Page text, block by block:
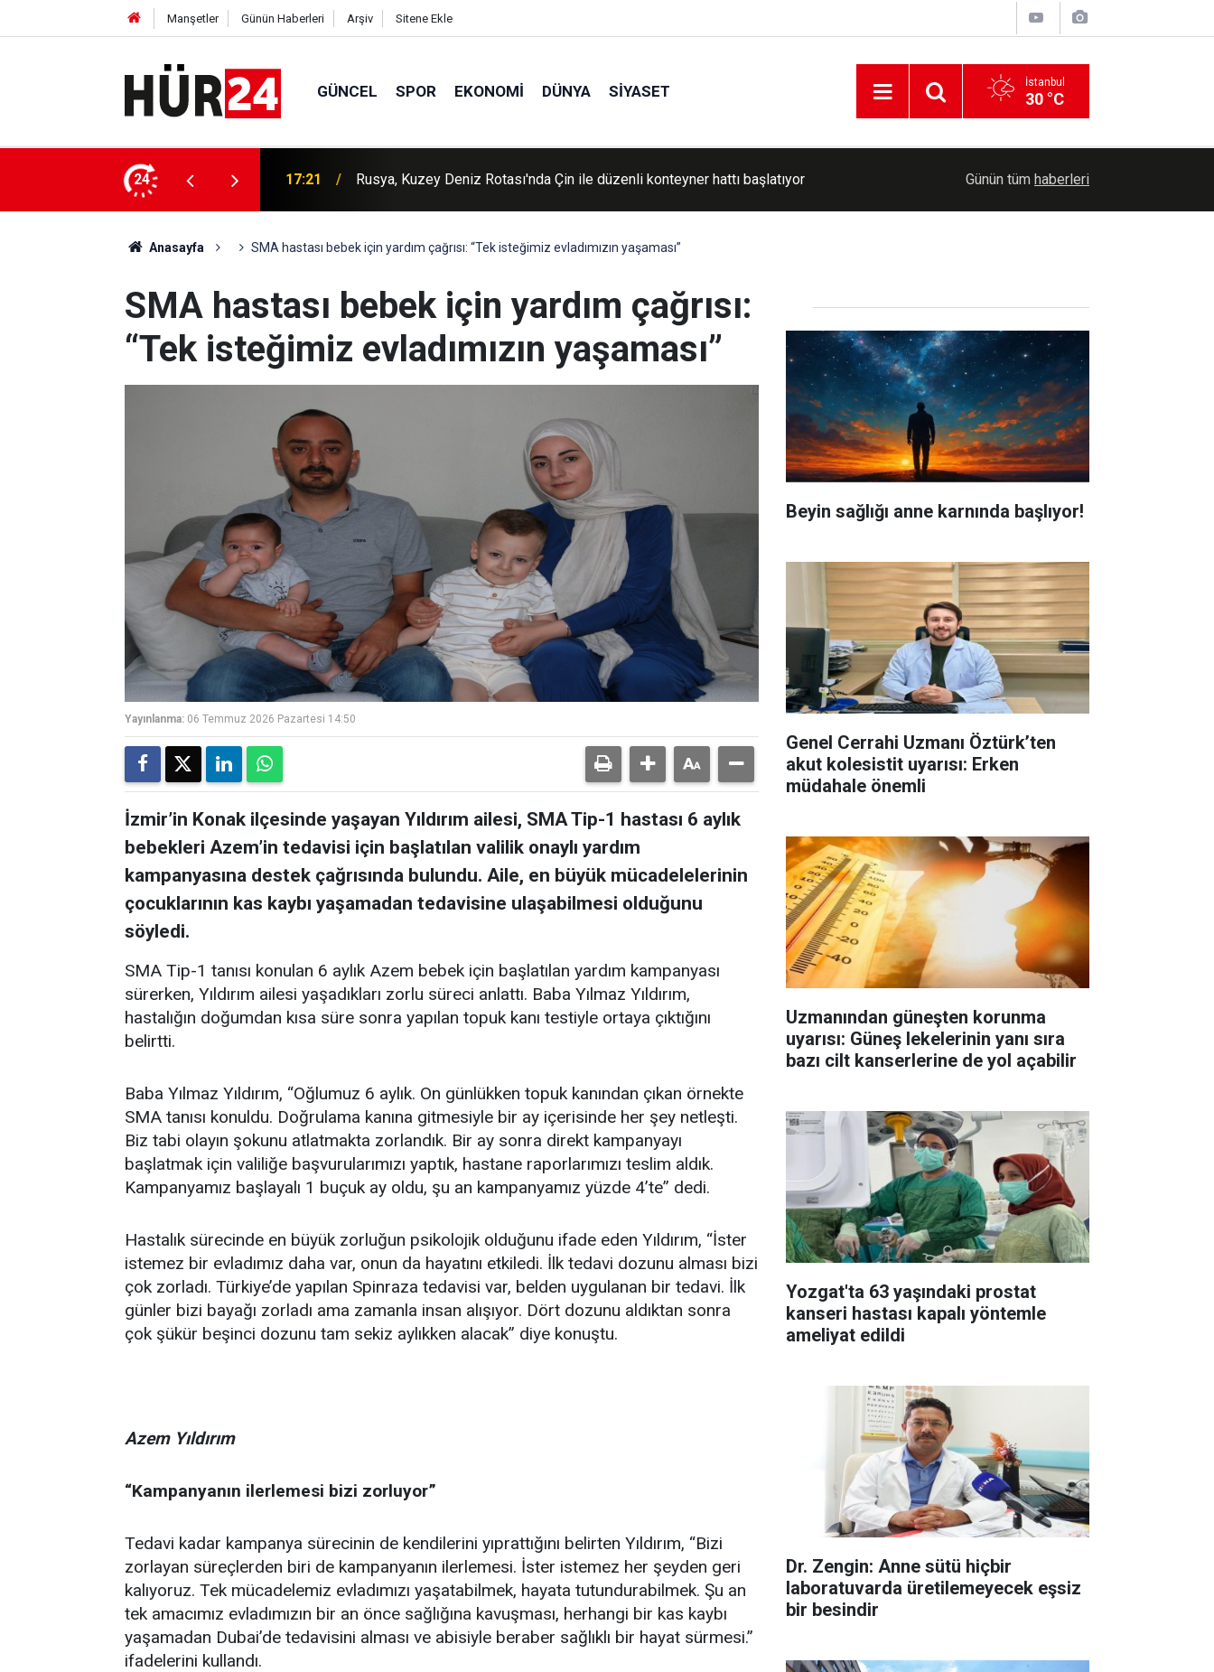
Manşetler Günün Haberleri Arşiv Sitene Ekle
GÜNCEL SPOR EKONOMI DÜNYA SIYASET İstanbul
30 °C
24
ile düzenli konteyner hattı başlatıyor 17:15 İran ile Umman arasında Hürmüz'de genel çerçeve belirlendi Hakkari'deki operasyonda 253 kilogram esrar
Günün tüm haberleri
Anasayfa SMA hastası bebek için yardım çağrısı: “Tek isteğimiz evladımızın yaşaması”
SMA hastası bebek için yardım çağrısı:
“Tek isteğimiz evladımızın yaşaması”
Yayınlanma: 06 Temmuz 2026 Pazartesi 14:50
İzmir’in Konak ilçesinde yaşayan Yıldırım ailesi, SMA Tip-1 hastası 6 aylık
bebekleri Azem’in tedavisi için başlatılan valilik onaylı yardım
kampanyasına destek çağrısında bulundu. Aile, en büyük mücadelelerinin
çocuklarının kas kaybı yaşamadan tedavisine ulaşabilmesi olduğunu
söyledi.
SMA Tip-1 tanısı konulan 6 aylık Azem bebek için başlatılan yardım kampanyası
sürerken, Yıldırım ailesi yaşadıkları zorlu süreci anlattı. Baba Yılmaz Yıldırım,
hastalığın doğumdan kısa süre sonra yapılan topuk kanı testiyle ortaya çıktığını
belirtti.
Baba Yılmaz Yıldırım, “Oğlumuz 6 aylık. On günlükken topuk kanından çıkan örnekte
SMA tanısı konuldu. Doğrulama kanına gitmesiyle bir ay içerisinde her şey netleşti.
Biz tabi olayın şokunu atlatmakta zorlandık. Bir ay sonra direkt kampanyayı
başlatmak için valiliğe başvurularımızı yaptık, hastane raporlarımızı teslim aldık.
Kampanyamız başlayalı 1 buçuk ay oldu, şu an kampanyamız yüzde 4’te” dedi.
Hastalık sürecinde en büyük zorluğun psikolojik olduğunu ifade eden Yıldırım, “İster
istemez bir evladımız daha var, onun da hayatını etkiledi. İlk tedavi dozunu alması bizi
çok zorladı. Türkiye’de yapılan Spinraza tedavisi var, belden uygulanan bir tedavi. İlk
günler bizi bayağı zorladı ama zamanla insan alışıyor. Dört dozunu aldıktan sonra
çok şükür beşinci dozunu tam sekiz aylıkken alacak” diye konuştu.
Azem Yıldırım
“Kampanyanın ilerlemesi bizi zorluyor”
Tedavi kadar kampanya sürecinin de kendilerini yıprattığını belirten Yıldırım, “Bizi
zorlayan süreçlerden biri de kampanyanın ilerlemesi. İster istemez her şeyden geri
kalıyoruz. Tek mücadelemiz evladımızı yaşatabilmek, hayata tutundurabilmek. Şu an
tek amacımız evladımızın bir an önce sağlığına kavuşması, herhangi bir kas kaybı
yaşamadan Dubai’de tedavisini alması ve abisiyle beraber sağlıklı bir hayat sürmesi.”
ifadelerini kullandı.
Beyin sağlığı anne karnında başlıyor!
Genel Cerrahi Uzmanı Öztürk’ten
akut kolesistit uyarısı: Erken
müdahale önemli
Uzmanından güneşten korunma
uyarısı: Güneş lekelerinin yanı sıra
bazı cilt kanserlerine de yol açabilir
Yozgat'ta 63 yaşındaki prostat
kanseri hastası kapalı yöntemle
ameliyat edildi
Dr. Zengin: Anne sütü hiçbir
laboratuvarda üretilemeyecek eşsiz
bir besindir